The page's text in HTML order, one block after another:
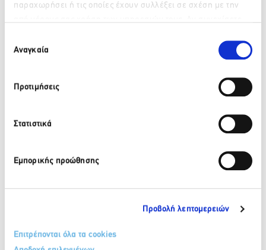
παραχωρήσει ή τις οποίες έχουν συλλέξει σε σχέση με την
των Cookies μας.
συγκατάθεσης
Αναγκαία
Προτιμήσεις
Στατιστικά
Εμπορικής προώθησης
Προβολή λεπτομερειών
Επιτρέπονται όλα τα cookies
Πρόσφατα νέα
ΒΙΚΟΣ: Το φυσικό μεταλλικό νερό ΒΙΚΟΣ στο πλευρό της
6 Αυγούστου 2026
ΒΙΚΟΣ: Η Νικόλ Παυλοπούλου εντάσσεται στην ομάδα
των αθλητών που στηρίζει το φυσικό μεταλλικό νερό